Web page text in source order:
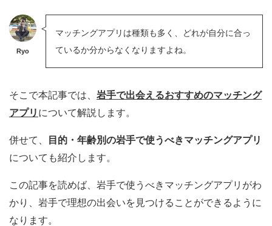
Ryo
マッチングアプリは種類も多く、どれが自分に合っ
ているか分からなくなりますよね。
そこで本記事では、 岩手で出会えるおすすめのマッチング
アプリ について解説します。
併せて、
目的・年齢別の岩手で使うべきマッチングアプリ
についても紹介します。
この記事を読めば、岩手で使うべきマッチングアプリがわ
かり、岩手で理想の出会いを見つけることができるように
なります。